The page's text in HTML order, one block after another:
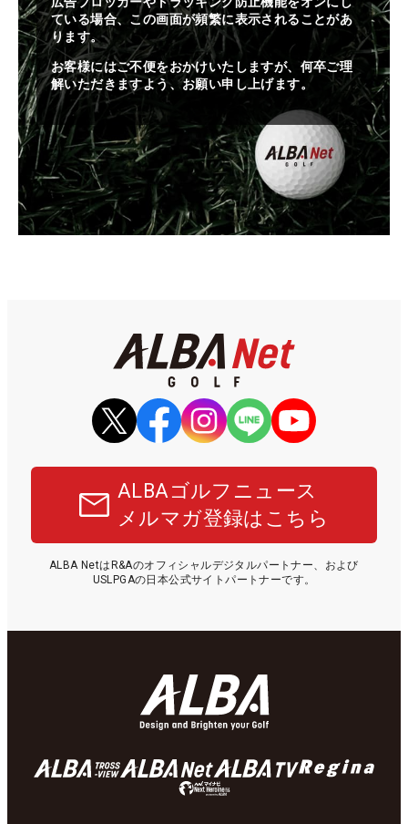
ている場合、この画面が頻繁に表示されることがあ
ります。
お客様にはご不便をおかけいたしますが、何卒ご理
解いただきますよう、お願い申し上げます。
ALBAゴルフニュース
メルマガ登録はこちら
ALBA NetはR&Aのオフィシャルデジタルパートナー、および
USLPGAの日本公式サイトパートナーです。